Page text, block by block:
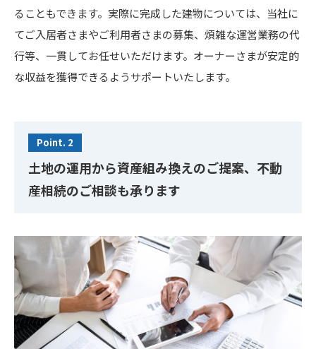
ることもできます。実際に完成した建物については、当社に
てご入居者さまやご利用者さまの募集、煩雑な運営業務の代
行等、一貫してお任せいただけます。オーナーさまが安定的
な収益を獲得できるようサポートいたします。
Point. 2
土地の運用から資産組み換えのご提案、不動
産相続のご相談も承ります